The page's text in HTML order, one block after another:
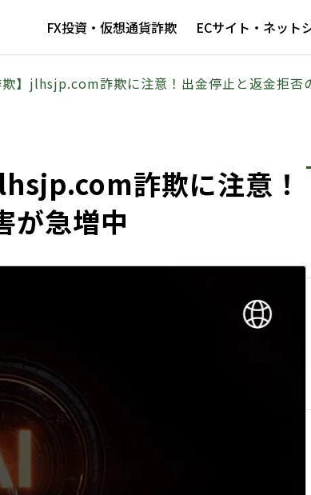
FX投資・仮想通貨詐欺 ECサイト・ネット
欺】jlhsjp.com詐欺に注意！出金停止と返金拒否
詐欺に注意！
が急増中